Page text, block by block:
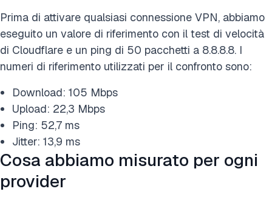
Prima di attivare qualsiasi connessione VPN, abbiamo
eseguito un valore di riferimento con il test di velocità
di Cloudflare e un ping di 50 pacchetti a 8.8.8.8. I
numeri di riferimento utilizzati per il confronto sono:
Download: 105 Mbps
Upload: 22,3 Mbps
Ping: 52,7 ms
Jitter: 13,9 ms
Cosa abbiamo misurato per ogni
provider